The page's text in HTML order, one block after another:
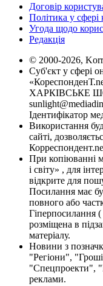
Договір
Політика у сфері
Угода щодо
Редакція
© 2000-2026,
Суб'єкт у сфері
ХАРКІВСЬКЕ
Ідентифікатор
Використання
сайті,
При копіюванні
і світу» , для
відкрите для
Посилання має
повного або
Гіперпосилання
розміщена в
матеріалу.
Новини з
"Регіони",
"Спецпроекти",
реклами.